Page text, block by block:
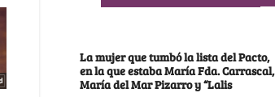
La mujer que tumbó la lista del Pacto,
en la que estaba María Fda. Carrascal,
María del Mar Pizarro y “Lalis